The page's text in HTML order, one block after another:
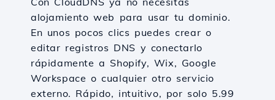
alojamiento web para usar tu dominio.
En unos pocos clics puedes crear o
editar registros DNS y conectarlo
rápidamente a Shopify, Wix, Google
Workspace o cualquier otro servicio
externo. Rápido, intuitivo, por solo 5.99